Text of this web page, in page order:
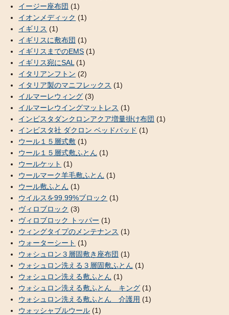
イージー座布団 (1)
イオンメディック (1)
イギリス (1)
イギリスに敷布団 (1)
イギリスまでのEMS (1)
イギリス宛にSAL (1)
イタリアンフトン (2)
イタリア製のマニフレックス (1)
イルマーレウィング (3)
イルマーレウイングマットレス (1)
インビスタダンクロンアクア増量掛け布団 (1)
インビスタ社 ダクロン ベッドパッド (1)
ウール１５層式敷 (1)
ウール１５層式敷ふとん (1)
ウールケット (1)
ウールマーク羊毛敷ふとん (1)
ウール敷ふとん (1)
ウイルスを99.99%ブロック (1)
ヴィロブロック (3)
ヴィロブロック トッパー (1)
ウィングタイプのメンテナンス (1)
ウォーターシート (1)
ウォシュロン３層固敷き座布団 (1)
ウォシュロン洗える３層固敷ふとん (1)
ウォシュロン洗える敷ふとん (1)
ウォシュロン洗える敷ふとん キング (1)
ウォシュロン洗える敷ふとん 介護用 (1)
ウォッシャブルウール (1)